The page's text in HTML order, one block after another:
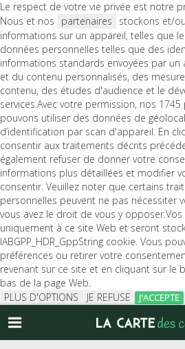
Le respect de votre vie privée est notre
Nous et nos
partenaires
stockons et/
informations sur un appareil, telles que
données personnelles telles que des
informations standards envoyées par
et du contenu personnalisés, des
contenu, des études d'audience et le
services.Avec votre permission, nos
pouvons utiliser des données de
d’identification par scan d'appareil. En
consentir aux traitements décrits
également refuser de donner votre
informations plus détaillées et modifier
consentir. Veuillez noter que certains
personnelles peuvent ne pas nécessiter
vous avez le droit de vous y
uniquement à ce site Web et seront
IABGPP_HDR_GppString cookie. Vous
préférences ou retirer votre
revenant sur ce site et en cliquant sur le
bas de la page Web.
PLUS D'OPTIONS
JE REFUSE J'ACCEPTE